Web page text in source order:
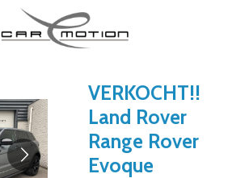
VERKOCHT!!
Land Rover
Range Rover
Evoque